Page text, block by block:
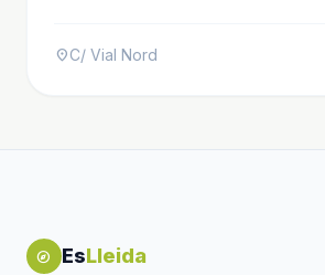
location_onC/ Vial Nord
explore EsLleida